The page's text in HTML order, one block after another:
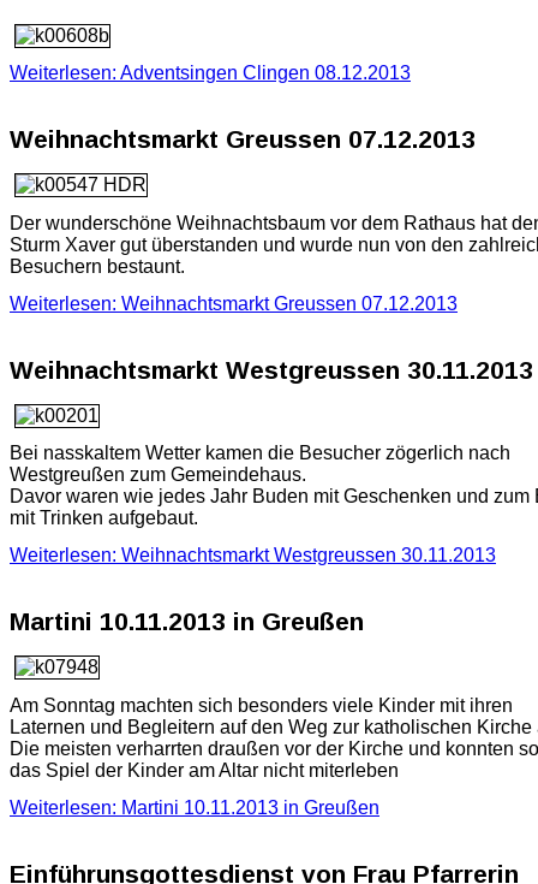
Weiterlesen: Adventsingen Clingen 08.12.2013
Weihnachtsmarkt Greussen 07.12.2013
Der wunderschöne Weihnachtsbaum vor dem Rathaus hat
Sturm Xaver gut überstanden und wurde nun von den
Besuchern bestaunt.
Weiterlesen: Weihnachtsmarkt Greussen 07.12.2013
Weihnachtsmarkt Westgreussen 30.11.2013
Bei nasskaltem Wetter kamen die Besucher zögerlich nach
Westgreußen zum Gemeindehaus.
Davor waren wie jedes Jahr Buden mit Geschenken und zum
mit Trinken aufgebaut.
Weiterlesen: Weihnachtsmarkt Westgreussen 30.11.2013
Martini 10.11.2013 in Greußen
Am Sonntag machten sich besonders viele Kinder mit ihren
Laternen und Begleitern auf den Weg zur katholischen Kirche
Die meisten verharrten draußen vor der Kirche und konnten
das Spiel der Kinder am Altar nicht miterleben
Weiterlesen: Martini 10.11.2013 in Greußen
Einführunsgottesdienst von Frau Pfarrerin